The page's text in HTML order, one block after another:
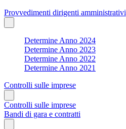
Provvedimenti dirigenti amministrativi
Determine Anno 2024
Determine Anno 2023
Determine Anno 2022
Determine Anno 2021
Controlli sulle imprese
Controlli sulle imprese
Bandi di gara e contratti